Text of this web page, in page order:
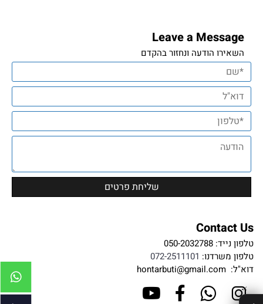
Leave a Message
השאירו הודעה ונחזור בהקדם
Contact Us
טלפון נייד: 050-2032788
טלפון משרדנו: 072-2511101
דוא"ל: hontarbuti@gmail.com
✕